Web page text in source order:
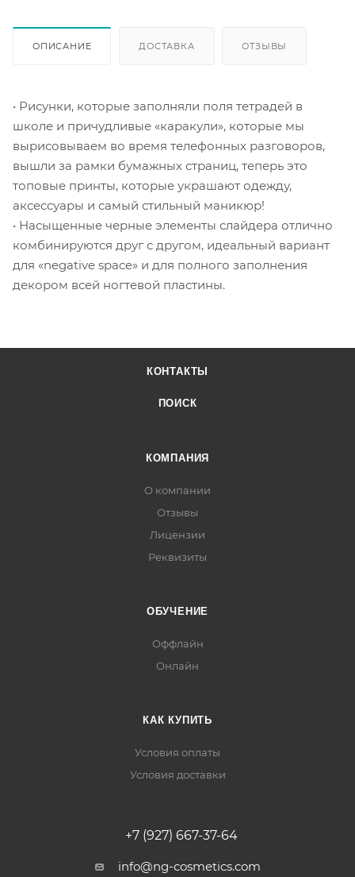
ОПИСАНИЕ ДОСТАВКА ОТЗЫВЫ
• Рисунки, которые заполняли поля тетрадей в
школе и причудливые «каракули», которые мы
вырисовываем во время телефонных разговоров,
вышли за рамки бумажных страниц, теперь это
топовые принты, которые украшают одежду,
аксессуары и самый стильный маникюр!
• Насыщенные черные элементы слайдера отлично
комбинируются друг с другом, идеальный вариант
для «negative space» и для полного заполнения
декором всей ногтевой пластины.
КОНТАКТЫ
ПОИСК
КОМПАНИЯ
О компании
Отзывы
Лицензии
Реквизиты
ОБУЧЕНИЕ
Оффлайн
Онлайн
КАК КУПИТЬ
Условия оплаты
Условия доставки
+7 (927) 667-37-64
info@ng-cosmetics.com